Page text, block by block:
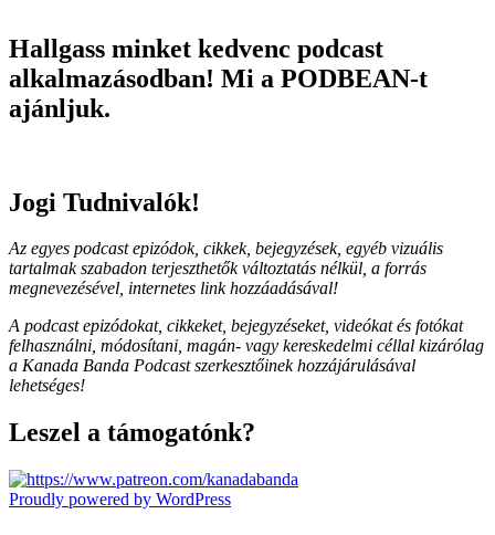
Hallgass minket kedvenc podcast
alkalmazásodban! Mi a PODBEAN-t
ajánljuk.
Jogi Tudnivalók!
Az egyes podcast epizódok, cikkek, bejegyzések, egyéb vizuális
tartalmak szabadon terjeszthetők változtatás nélkül, a forrás
megnevezésével, internetes link hozzáadásával!
A podcast epizódokat, cikkeket, bejegyzéseket, videókat és fotókat
felhasználni, módosítani, magán- vagy kereskedelmi céllal kizárólag
a Kanada Banda Podcast szerkesztőinek hozzájárulásával
lehetséges!
Leszel a támogatónk?
Proudly powered by WordPress